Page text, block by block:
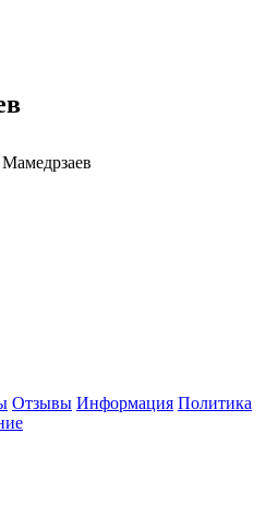
Отзывы Информация Политика